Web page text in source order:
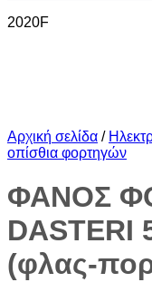
2020F
Αρχική σελίδα /
οπίσθια φορτηγών
ΦΑΝΟΣ
DASTERI
(φλας-